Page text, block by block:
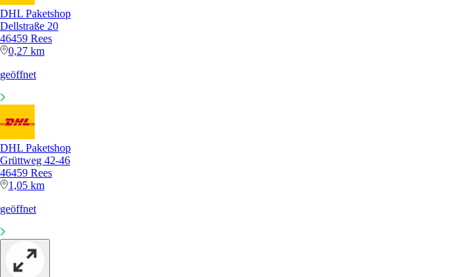
DHL Paketshop
Dellstraße 20
46459 Rees
0,27 km
geöffnet
DHL Paketshop
Grüttweg 42-46
46459 Rees
1,05 km
geöffnet